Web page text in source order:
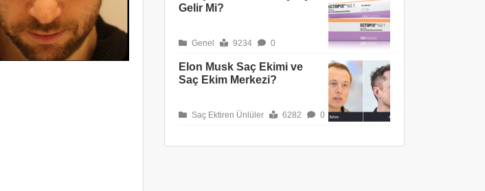
Gelir Mi?
Genel 9234 0
Elon Musk Saç Ekimi ve
Saç Ekim Merkezi?
Saç Ektiren Ünlüler 6282 0